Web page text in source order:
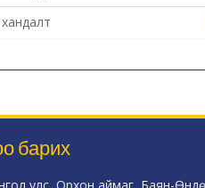
барих